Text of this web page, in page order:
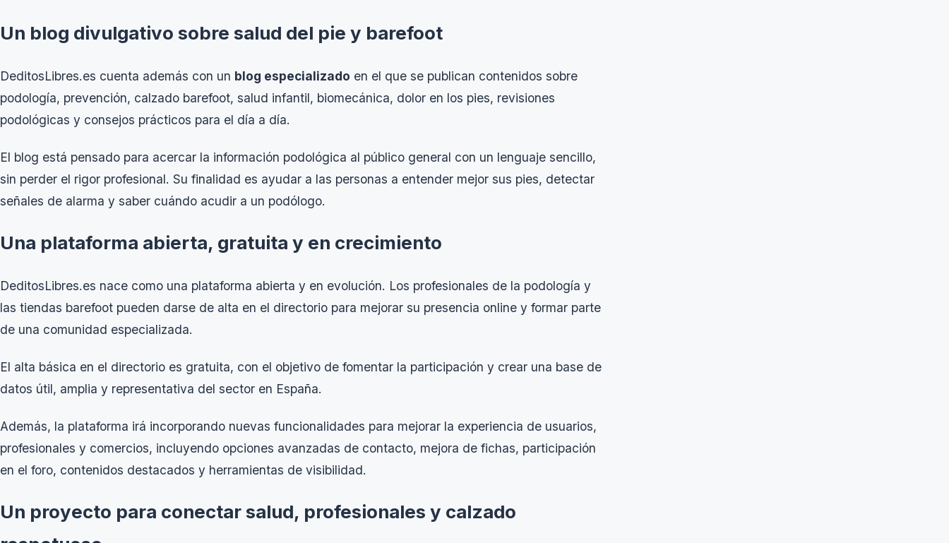
Un blog divulgativo sobre salud del pie y barefoot
DeditosLibres.es cuenta además con un blog especializado en el que se publican contenidos sobre
podología, prevención, calzado barefoot, salud infantil, biomecánica, dolor en los pies, revisiones
podológicas y consejos prácticos para el día a día.
El blog está pensado para acercar la información podológica al público general con un lenguaje sencillo,
sin perder el rigor profesional. Su finalidad es ayudar a las personas a entender mejor sus pies, detectar
señales de alarma y saber cuándo acudir a un podólogo.
Una plataforma abierta, gratuita y en crecimiento
DeditosLibres.es nace como una plataforma abierta y en evolución. Los profesionales de la podología y
las tiendas barefoot pueden darse de alta en el directorio para mejorar su presencia online y formar parte
de una comunidad especializada.
El alta básica en el directorio es gratuita, con el objetivo de fomentar la participación y crear una base de
datos útil, amplia y representativa del sector en España.
Además, la plataforma irá incorporando nuevas funcionalidades para mejorar la experiencia de usuarios,
profesionales y comercios, incluyendo opciones avanzadas de contacto, mejora de fichas, participación
en el foro, contenidos destacados y herramientas de visibilidad.
Un proyecto para conectar salud, profesionales y calzado